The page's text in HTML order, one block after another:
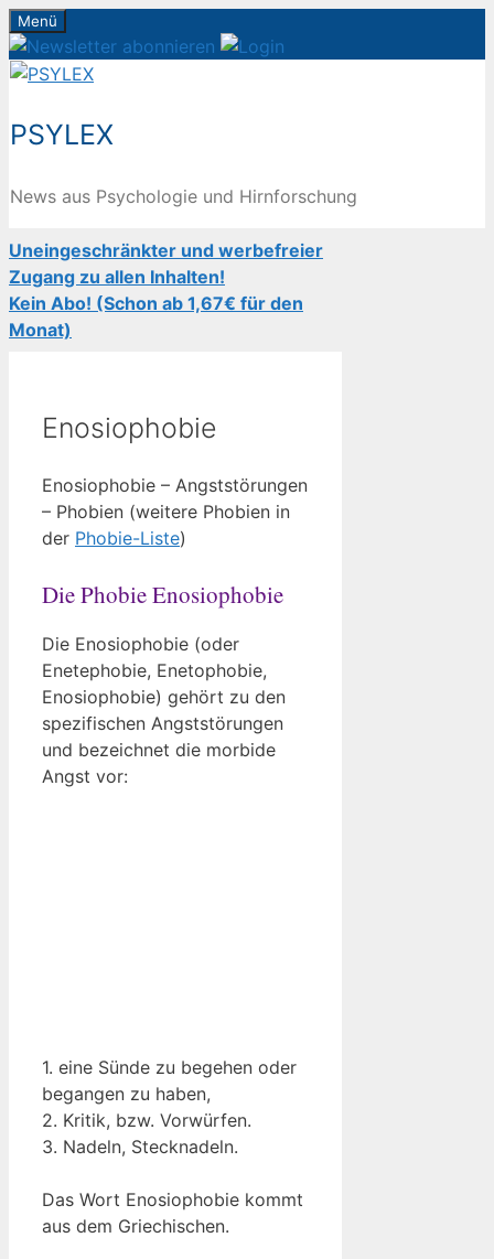
Zum
Inhalt
springen
Menü
PSYLEX
News aus Psychologie und Hirnforschung
Uneingeschränkter und werbefreier
Zugang zu allen Inhalten!
Kein Abo! (Schon ab 1,67€ für den
Monat)
Enosiophobie
Enosiophobie – Angststörungen
– Phobien (weitere Phobien in
der Phobie-Liste)
Die Phobie Enosiophobie
Die Enosiophobie (oder
Enetephobie, Enetophobie,
Enosiophobie) gehört zu den
spezifischen Angststörungen
und bezeichnet die morbide
Angst vor:
1. eine Sünde zu begehen oder
begangen zu haben,
2. Kritik, bzw. Vorwürfen.
3. Nadeln, Stecknadeln.
Das Wort Enosiophobie kommt
aus dem Griechischen.